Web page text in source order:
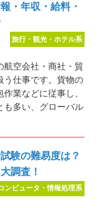
・年収・給料・
旅行・観光・ホテル系
航空会社・商社・貿
う仕事です。貨物の
業などに従事し、
も多い、グローバル
験の難易度は？
調査！
ンピュータ・情報処理系